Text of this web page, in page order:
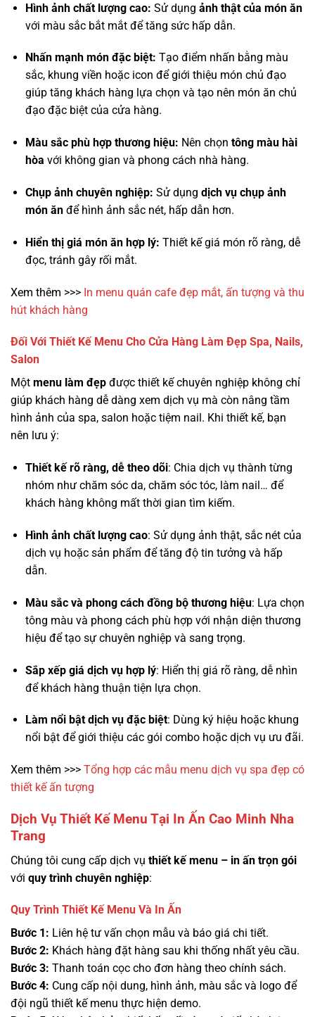
Hình ảnh chất lượng cao: Sử dụng ảnh thật của món ăn
với màu sắc bắt mắt để tăng sức hấp dẫn.
Nhấn mạnh món đặc biệt: Tạo điểm nhấn bằng màu
sắc, khung viền hoặc icon để giới thiệu món chủ đạo
giúp tăng khách hàng lựa chọn và tạo nên món ăn chủ
đạo đặc biệt của cửa hàng.
Màu sắc phù hợp thương hiệu: Nên chọn tông màu hài
hòa với không gian và phong cách nhà hàng.
Chụp ảnh chuyên nghiệp: Sử dụng dịch vụ chụp ảnh
món ănđể hình ảnh sắc nét, hấp dẫn hơn.
Hiển thị giá món ăn hợp lý: Thiết kế giá món rõ ràng, dễ
đọc, tránh gây rối mắt.
Xem thêm >>> In menu quán cafe đẹp mắt, ấn tượng và thu
hút khách hàng
Đối Với Thiết Kế Menu Cho Cửa Hàng Làm Đẹp Spa, Nails,
Salon
Một menu làm đẹp được thiết kế chuyên nghiệp không chỉ
giúp khách hàng dễ dàng xem dịch vụ mà còn nâng tầm
hình ảnh của spa, salon hoặc tiệm nail. Khi thiết kế, bạn
nên lưu ý:
Thiết kế rõ ràng, dễ theo dõi: Chia dịch vụ thành từng
nhóm như chăm sóc da, chăm sóc tóc, làm nail… để
khách hàng không mất thời gian tìm kiếm.
Hình ảnh chất lượng cao: Sử dụng ảnh thật, sắc nét của
dịch vụ hoặc sản phẩm để tăng độ tin tưởng và hấp
dẫn.
Màu sắc và phong cách đồng bộ thương hiệu: Lựa chọn
tông màu và phong cách phù hợp với nhận diện thương
hiệu để tạo sự chuyên nghiệp và sang trọng.
Sắp xếp giá dịch vụ hợp lý: Hiển thị giá rõ ràng, dễ nhìn
để khách hàng thuận tiện lựa chọn.
Làm nổi bật dịch vụ đặc biệt: Dùng ký hiệu hoặc khung
nổi bật để giới thiệu các gói combo hoặc dịch vụ ưu đãi.
Xem thêm >>> Tổng hợp các mẫu menu dịch vụ spa đẹp có
thiết kế ấn tượng
Dịch Vụ Thiết Kế Menu Tại In Ấn Cao Minh Nha
Trang
Chúng tôi cung cấp dịch vụ thiết kế menu – in ấn trọn gói
với quy trình chuyên nghiệp:
Quy Trình Thiết Kế Menu Và In Ấn
Bước 1: Liên hệ tư vấn chọn mẫu và báo giá chi tiết.
Bước 2: Khách hàng đặt hàng sau khi thống nhất yêu cầu.
Bước 3: Thanh toán cọc cho đơn hàng theo chính sách.
Bước 4: Cung cấp nội dung, hình ảnh, màu sắc và logo để
đội ngũ thiết kế menu thực hiện demo.